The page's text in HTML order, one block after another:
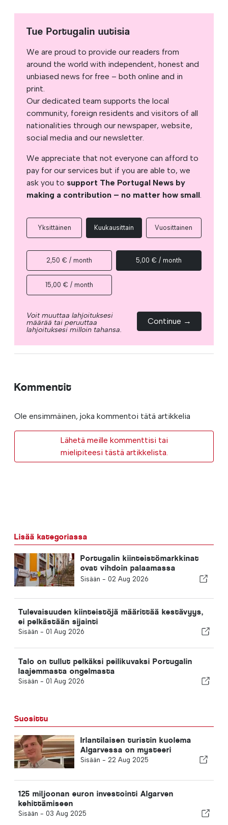
Tue Portugalin uutisia
We are proud to provide our readers from
around the world with independent, honest and
unbiased news for free – both online and in
print.
Our dedicated team supports the local
community, foreign residents and visitors of all
nationalities through our newspaper, website,
social media and our newsletter.
We appreciate that not everyone can afford to
pay for our services but if you are able to, we
ask you to support The Portugal News by
making a contribution – no matter how small.
Yksittäinen Kuukausittain Vuosittainen
2,50 € / month 5,00 € / month
15,00 € / month
Voit muuttaa lahjoituksesi
määrää tai peruuttaa
lahjoituksesi milloin tahansa.
Continue →
Kommentit
Ole ensimmäinen, joka kommentoi tätä artikkelia
Lähetä meille kommenttisi tai
mielipiteesi tästä artikkelista.
Lisää kategoriassa
Portugalin kiinteistömarkkinat
ovat vihdoin palaamassa
normaaliin tilaan
Sisään - 02 Aug 2026
Tulevaisuuden kiinteistöjä määrittää kestävyys,
ei pelkästään sijainti
Sisään - 01 Aug 2026
Talo on tullut pelkäksi peilikuvaksi Portugalin
laajemmasta ongelmasta
Sisään - 01 Aug 2026
Suosittu
Irlantilaisen turistin kuolema
Algarvessa on mysteeri
Sisään - 22 Aug 2025
125 miljoonan euron investointi Algarven
kehittämiseen
Sisään - 03 Aug 2025